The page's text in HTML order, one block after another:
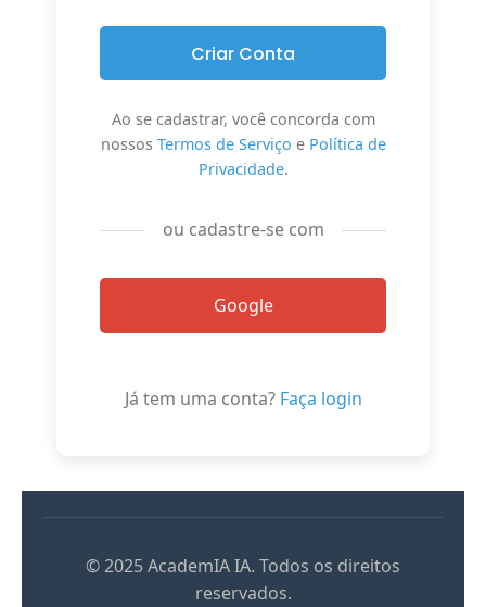
Criar Conta
Ao se cadastrar, você concorda com
nossos Termos de Serviço e Política de
Privacidade.
ou cadastre-se com
Google
Já tem uma conta? Faça login
© 2025 AcademIA IA. Todos os direitos
reservados.